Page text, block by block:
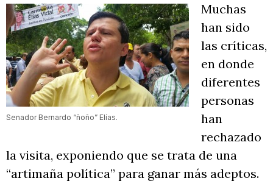
Senador Bernardo “ñoño” Elías.
Muchas
han sido
las críticas,
en donde
diferentes
personas
han
rechazado
la visita, exponiendo que se trata de una
“artimaña política” para ganar más adeptos.